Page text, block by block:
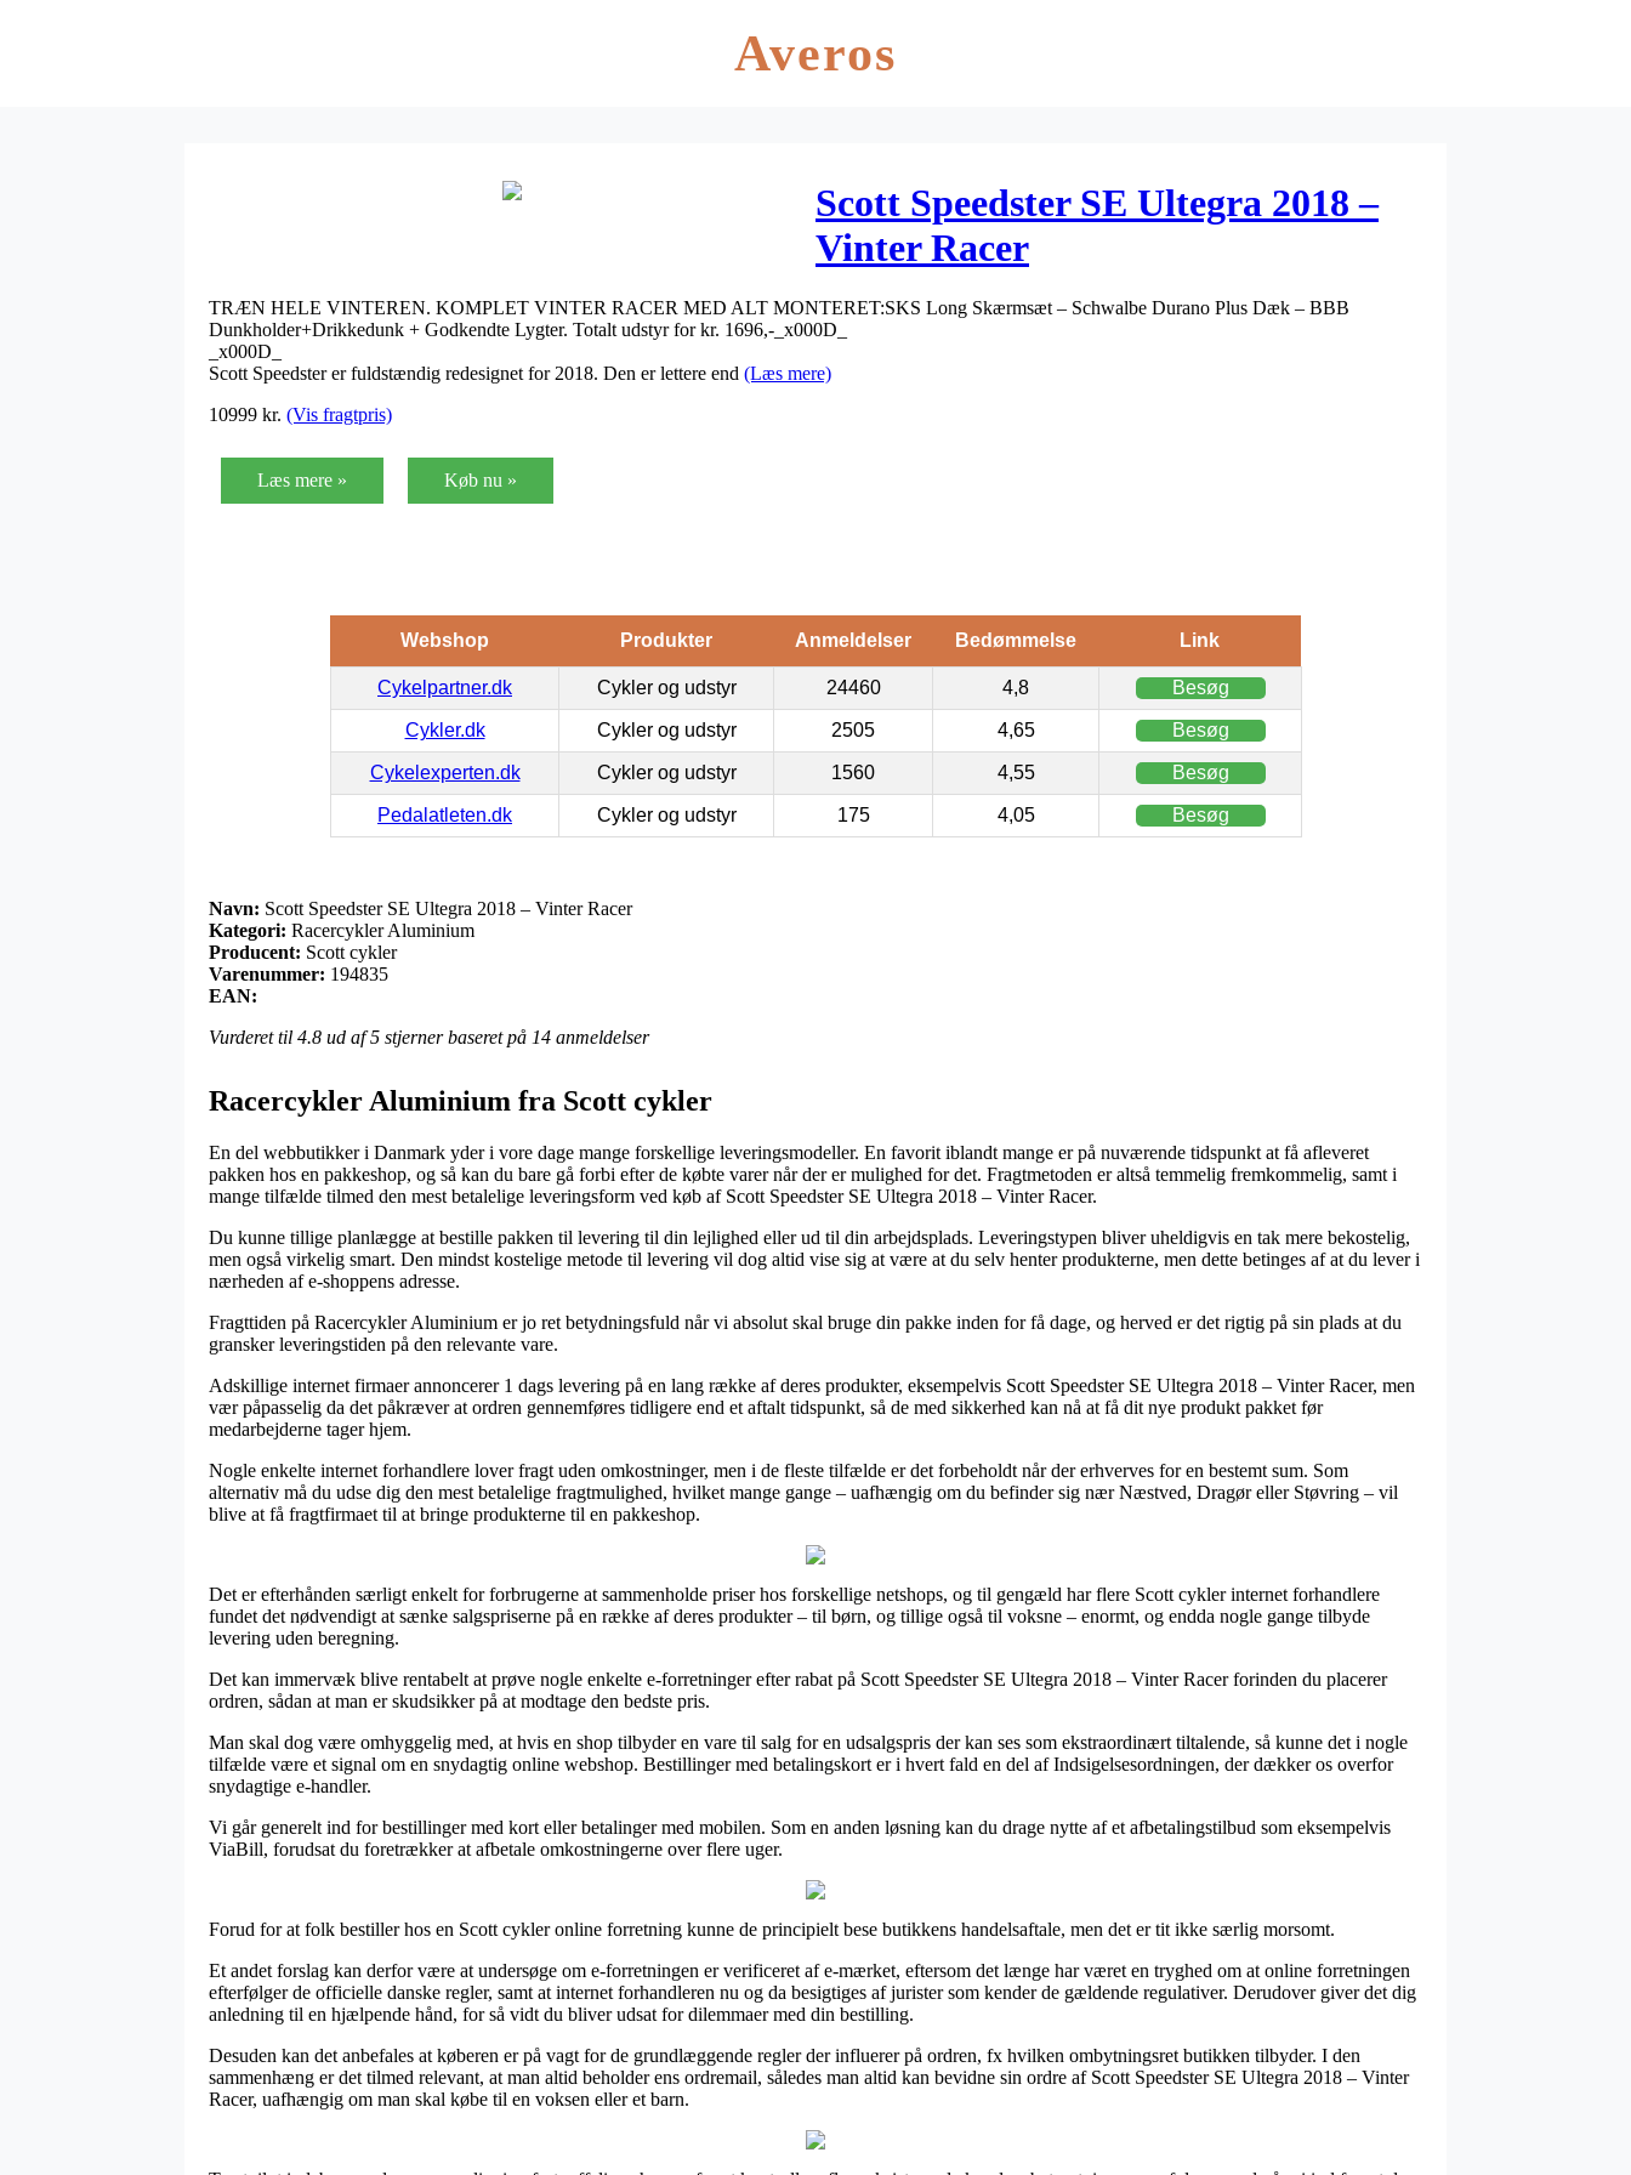
Averos
Scott Speedster SE Ultegra 2018 –
Vinter Racer
TRÆN HELE VINTEREN. KOMPLET VINTER RACER MED ALT MONTERET:SKS Long Skærmsæt – Schwalbe Durano Plus Dæk – BBB
Dunkholder+Drikkedunk + Godkendte Lygter. Totalt udstyr for kr. 1696,-_x000D_
_x000D_
Scott Speedster er fuldstændig redesignet for 2018. Den er lettere end (Læs mere)
10999 kr. (Vis fragtpris)
Læs mere » Køb nu »
Webshop Produkter Anmeldelser Bedømmelse Link
Cykelpartner.dk Cykler og udstyr 24460 4,8 Besøg
Cykler.dk Cykler og udstyr 2505 4,65 Besøg
Cykelexperten.dk Cykler og udstyr 1560 4,55 Besøg
Pedalatleten.dk Cykler og udstyr 175 4,05 Besøg
Navn: Scott Speedster SE Ultegra 2018 – Vinter Racer
Kategori: Racercykler Aluminium
Producent: Scott cykler
Varenummer: 194835
EAN:
Vurderet til 4.8 ud af 5 stjerner baseret på 14 anmeldelser
Racercykler Aluminium fra Scott cykler
En del webbutikker i Danmark yder i vore dage mange forskellige leveringsmodeller. En favorit iblandt mange er på nuværende tidspunkt at få afleveret
pakken hos en pakkeshop, og så kan du bare gå forbi efter de købte varer når der er mulighed for det. Fragtmetoden er altså temmelig fremkommelig, samt i
mange tilfælde tilmed den mest betalelige leveringsform ved køb af Scott Speedster SE Ultegra 2018 – Vinter Racer.
Du kunne tillige planlægge at bestille pakken til levering til din lejlighed eller ud til din arbejdsplads. Leveringstypen bliver uheldigvis en tak mere bekostelig,
men også virkelig smart. Den mindst kostelige metode til levering vil dog altid vise sig at være at du selv henter produkterne, men dette betinges af at du lever i
nærheden af e-shoppens adresse.
Fragttiden på Racercykler Aluminium er jo ret betydningsfuld når vi absolut skal bruge din pakke inden for få dage, og herved er det rigtig på sin plads at du
gransker leveringstiden på den relevante vare.
Adskillige internet firmaer annoncerer 1 dags levering på en lang række af deres produkter, eksempelvis Scott Speedster SE Ultegra 2018 – Vinter Racer, men
vær påpasselig da det påkræver at ordren gennemføres tidligere end et aftalt tidspunkt, så de med sikkerhed kan nå at få dit nye produkt pakket før
medarbejderne tager hjem.
Nogle enkelte internet forhandlere lover fragt uden omkostninger, men i de fleste tilfælde er det forbeholdt når der erhverves for en bestemt sum. Som
alternativ må du udse dig den mest betalelige fragtmulighed, hvilket mange gange – uafhængig om du befinder sig nær Næstved, Dragør eller Støvring – vil
blive at få fragtfirmaet til at bringe produkterne til en pakkeshop.
Det er efterhånden særligt enkelt for forbrugerne at sammenholde priser hos forskellige netshops, og til gengæld har flere Scott cykler internet forhandlere
fundet det nødvendigt at sænke salgspriserne på en række af deres produkter – til børn, og tillige også til voksne – enormt, og endda nogle gange tilbyde
levering uden beregning.
Det kan immervæk blive rentabelt at prøve nogle enkelte e-forretninger efter rabat på Scott Speedster SE Ultegra 2018 – Vinter Racer forinden du placerer
ordren, sådan at man er skudsikker på at modtage den bedste pris.
Man skal dog være omhyggelig med, at hvis en shop tilbyder en vare til salg for en udsalgspris der kan ses som ekstraordinært tiltalende, så kunne det i nogle
tilfælde være et signal om en snydagtig online webshop. Bestillinger med betalingskort er i hvert fald en del af Indsigelsesordningen, der dækker os overfor
snydagtige e-handler.
Vi går generelt ind for bestillinger med kort eller betalinger med mobilen. Som en anden løsning kan du drage nytte af et afbetalingstilbud som eksempelvis
ViaBill, forudsat du foretrækker at afbetale omkostningerne over flere uger.
Forud for at folk bestiller hos en Scott cykler online forretning kunne de principielt bese butikkens handelsaftale, men det er tit ikke særlig morsomt.
Et andet forslag kan derfor være at undersøge om e-forretningen er verificeret af e-mærket, eftersom det længe har været en tryghed om at online forretningen
efterfølger de officielle danske regler, samt at internet forhandleren nu og da besigtiges af jurister som kender de gældende regulativer. Derudover giver det dig
anledning til en hjælpende hånd, for så vidt du bliver udsat for dilemmaer med din bestilling.
Desuden kan det anbefales at køberen er på vagt for de grundlæggende regler der influerer på ordren, fx hvilken ombytningsret butikken tilbyder. I den
sammenhæng er det tilmed relevant, at man altid beholder ens ordremail, således man altid kan bevidne sin ordre af Scott Speedster SE Ultegra 2018 – Vinter
Racer, uafhængig om man skal købe til en voksen eller et barn.